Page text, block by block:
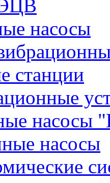
насосы
станции
насосы
насосы